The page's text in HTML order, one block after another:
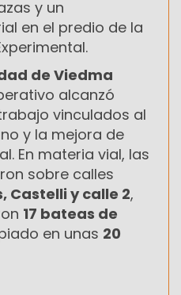
y un
en el predio de la
de Viedma
alcanzó
vinculados al
y la mejora de
En materia vial, las
sobre calles
Castelli y calle 2,
17 bateas de
en unas 20